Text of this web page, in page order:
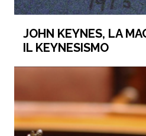
JOHN KEYNES, LA
IL KEYNESISMO